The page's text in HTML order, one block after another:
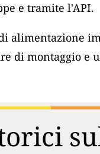
e tramite l'API.
alimentazione
di montaggio e